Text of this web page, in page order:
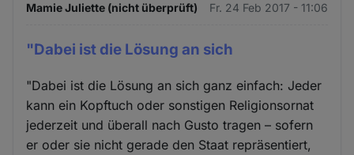
Mamie Juliette (nicht überprüft) Fr. 24 Feb 2017 - 11:06
"Dabei ist die Lösung an sich
"Dabei ist die Lösung an sich ganz einfach: Jeder
kann ein Kopftuch oder sonstigen Religionsornat
jederzeit und überall nach Gusto tragen – sofern
er oder sie nicht gerade den Staat repräsentiert,